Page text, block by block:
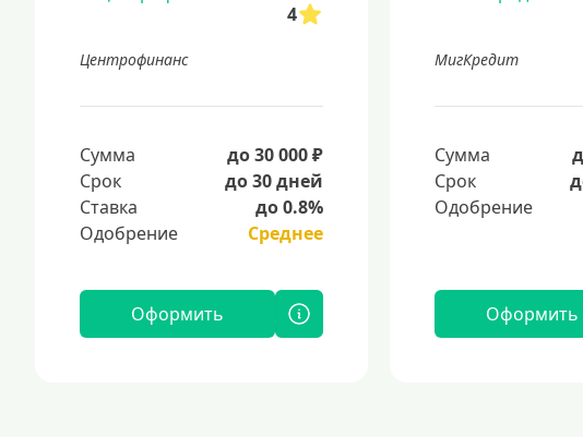
4
Центрофинанс
Сумма
до 30 000 ₽
Срок
до 30 дней
Ставка
до 0.8%
Одобрение
Среднее
Оформить
МигКредит
Сумма
Срок
Одобрение
Оформить